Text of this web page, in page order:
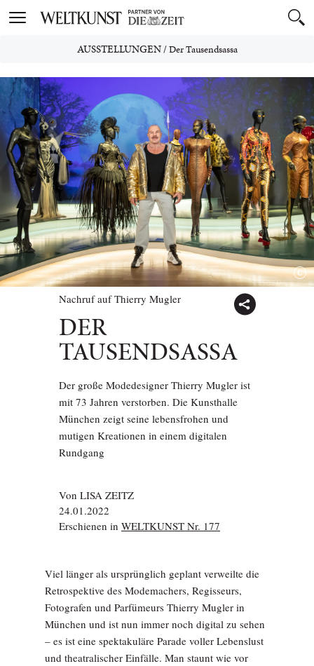
Toggle
AUSSTELLUNGEN/Der Tausendsassa
Nachruf auf Thierry Mugler
DER
TAUSENDSASSA
Der große Modedesigner Thierry Mugler ist
mit 73 Jahren verstorben. Die Kunsthalle
München zeigt seine lebensfrohen und
mutigen Kreationen in einem digitalen
Rundgang
Von LISA ZEITZ
24.01.2022
Erschienen in WELTKUNST Nr. 177
Viel länger als ursprünglich geplant verweilte die
Retrospektive des Modemachers, Regisseurs,
Fotografen und Parfümeurs Thierry Mugler in
München und ist nun immer noch digital zu sehen
– es ist eine spektakuläre Parade voller Lebenslust
und theatralischer Einfälle. Man staunt wie vor